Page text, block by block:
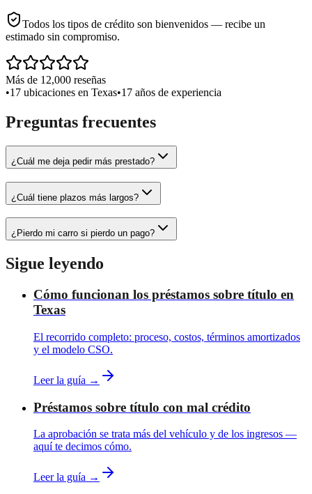
Todos los tipos de crédito son bienvenidos — recibe un
estimado sin compromiso.
Más de 12,000 reseñas
•17 ubicaciones en Texas•17 años de experiencia
Preguntas frecuentes
¿Cuál me deja pedir más prestado?
¿Cuál tiene plazos más largos?
¿Pierdo mi carro si pierdo un pago?
Sigue leyendo
Cómo funcionan los préstamos sobre título en
Texas
El recorrido completo: proceso, costos, términos amortizados
y el modelo CSO.
Leer la guía →
Préstamos sobre título con mal crédito
La aprobación se trata más del vehículo y de los ingresos —
aquí te decimos cómo.
Leer la guía →